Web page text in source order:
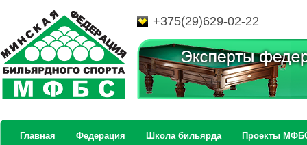
+375(29)629-02-22
Главная Федерация Школа бильярда Проекты